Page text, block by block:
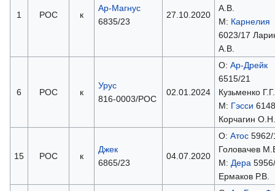
1 РОС к
Ар-Магнус
6835/23
27.10.2020
А.В.
М: Карнелия
6023/17
А.В.
6 РОС к
Урус
816-0003/РОС
02.01.2024
О: Ар-Дрейк
6515/21
Кузьменко Г.Г.
М: Гэсси
Корчагин О.Н.
15 РОС к
Джек
6865/23
04.07.2020
О: Атос5962/
Головачев
М: Дера
Ермаков Р.В.